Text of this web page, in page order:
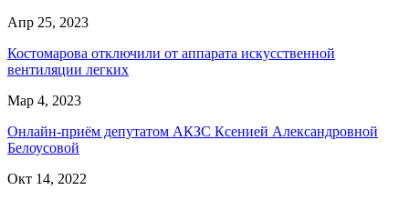
Апр 25, 2023
Костомарова отключили от аппарата искусственной
вентиляции легких
Мар 4, 2023
Онлайн-приём депутатом АКЗС Ксенией Александровной
Белоусовой
Окт 14, 2022